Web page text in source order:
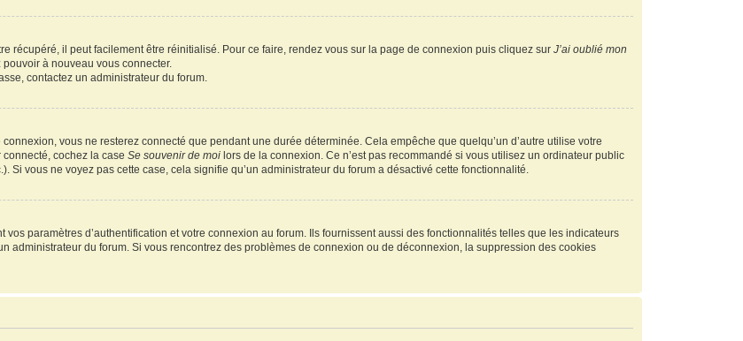
récupéré, il peut facilement être réinitialisé. Pour ce faire, rendez vous sur la page de connexion puis cliquez surJ’ai oublié mon
à nouveau vous connecter.
contactez un administrateur du forum.
connexion, vous ne resterez connecté que pendant une durée déterminée. Cela empêche que quelqu’un d’autre utilise votre
connecté, cochez la caseSe souvenir de moi lors de la connexion. Ce n’est pas recommandé si vous utilisez un ordinateur public
Si vous ne voyez pas cette case, cela signifie qu’un administrateur du forum a désactivé cette fonctionnalité.
paramètres d’authentification et votre connexion au forum. Ils fournissent aussi des fonctionnalités telles que les indicateurs
administrateur du forum. Si vous rencontrez des problèmes de connexion ou de déconnexion, la suppression des cookies